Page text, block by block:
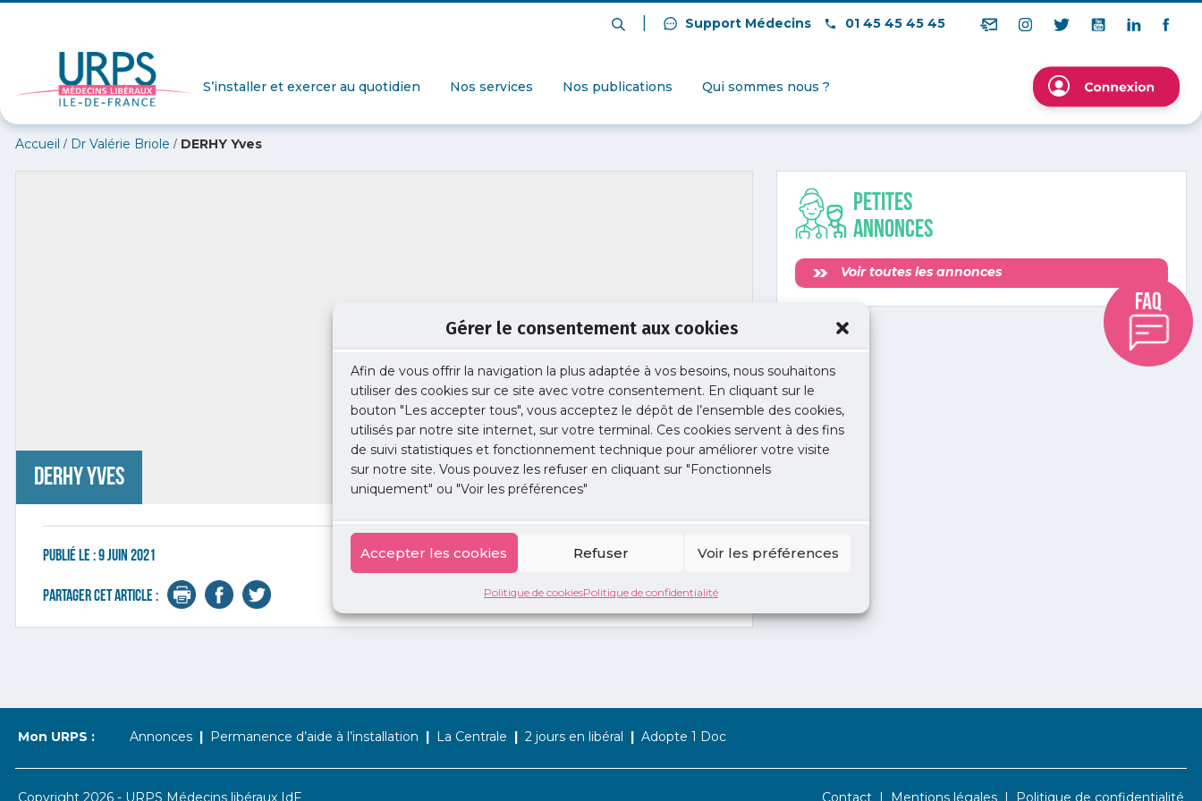
Gérer le consentement aux cookies
Afin de vous offrir la navigation la plus adaptée à vos besoins, nous souhaitons
utiliser des cookies sur ce site avec votre consentement. En cliquant sur le
bouton "Les accepter tous", vous acceptez le dépôt de l’ensemble des cookies,
utilisés par notre site internet, sur votre terminal. Ces cookies servent à des fins
de suivi statistiques et fonctionnement technique pour améliorer votre visite
sur notre site. Vous pouvez les refuser en cliquant sur "Fonctionnels
uniquement" ou "Voir les préférences"
Accepter les cookies Refuser Voir les préférences
Politique de cookiesPolitique de confidentialité
Support Médecins 01 45 45 45 45
S’installer et exercer au quotidien Nos services Nos publications Qui sommes nous ?
Accueil / Dr Valérie Briole / DERHY Yves
DERHY Yves
Publié le :9 juin 2021
Partager cet article :
Petites
annonces
Voir toutes les annonces
Mon URPS : Annonces Permanence d’aide à l’installation La Centrale 2 jours en libéral Adopte 1 Doc
Copyright 2026 - URPS Médecins libéraux IdF Contact Mentions légales Politique de confidentialité